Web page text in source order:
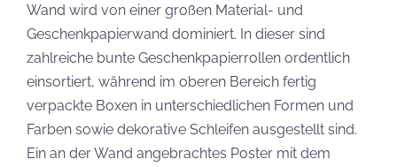
Wand wird von einer großen Material- und
Geschenkpapierwand dominiert. In dieser sind
zahlreiche bunte Geschenkpapierrollen ordentlich
einsortiert, während im oberen Bereich fertig
verpackte Boxen in unterschiedlichen Formen und
Farben sowie dekorative Schleifen ausgestellt sind.
Ein an der Wand angebrachtes Poster mit dem